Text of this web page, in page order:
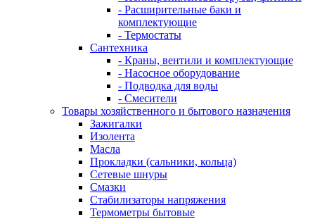
- Расширительные баки и
комплектующие
- Термостаты
Сантехника
- Краны, вентили и комплектующие
- Насосное оборудование
- Подводка для воды
- Смесители
Товары хозяйственного и бытового назначения
Зажигалки
Изолента
Масла
Прокладки (сальники, кольца)
Сетевые шнуры
Смазки
Стабилизаторы напряжения
Термометры бытовые